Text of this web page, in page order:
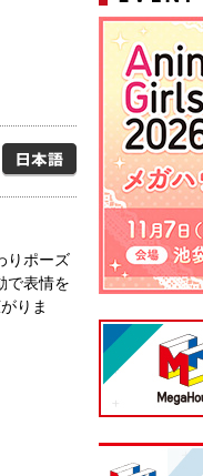
日本語
りポーズ
で表情を
りま